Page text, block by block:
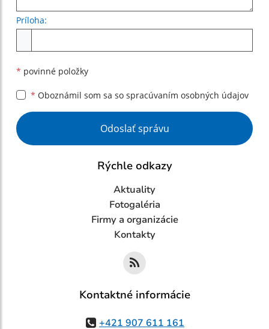
Príloha:
* povinné položky
* Oboznámil som sa so spracúvaním osobných údajov
Google reCaptcha Response
Odoslať správu
Rýchle odkazy
Aktuality
Fotogaléria
Firmy a organizácie
Kontakty
Kontaktné informácie
+421 907 611 161